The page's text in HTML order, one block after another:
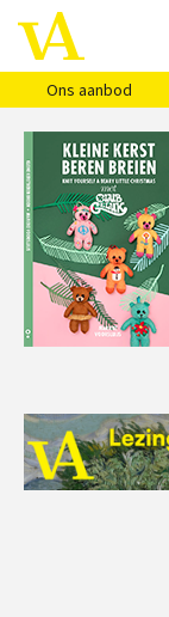
Ons aanbod
Home
Ons aanbod
Agenda
VAthuis
Over ons
Vragen?
Cadeaubon